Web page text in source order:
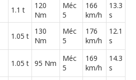
1.1 t
120
Nm
Méc
5
166
km/h
13.3
s
1.05 t
130
Nm
Méc
5
176
km/h
12.1
s
1.05 t 95 Nm
Méc
5
169
km/h
14.3
s